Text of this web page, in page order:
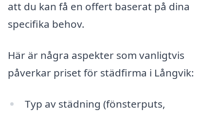
att du kan få en offert baserat på dina
specifika behov.
Här är några aspekter som vanligtvis
påverkar priset för städfirma i Långvik:
Typ av städning (fönsterputs,